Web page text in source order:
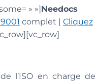
» »] Needocs
complet | Cliquez
l’ISO en charge de